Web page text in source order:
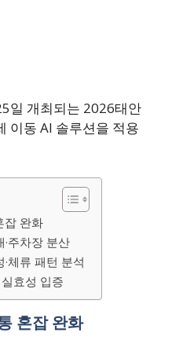
일 개최되는 2026태안
이동 AI 솔루션을 적용
잡 완화
·주차장 분산
체류 패턴 분석
효성 입증
혼잡 완화